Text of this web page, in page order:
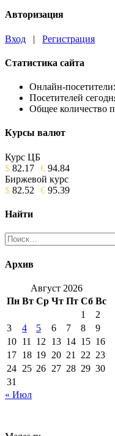
Авторизация
Вход | Регистрация
Статистика сайта
Онлайн-посетители:
Посетителей
Общее количество
Курсы валют
Курс ЦБ
$ 82.17 € 94.84
Биржевой курс
$ 82.52 € 95.39
Найти
Найти:
Архив
Август 2026
Пн Вт Ср Чт Пт Сб Вс
1
2
3
4 5 6 7 8
9
10 11 12 13 14 15 16
17 18 19 20 21 22 23
24 25 26 27 28 29 30
31
« Июл